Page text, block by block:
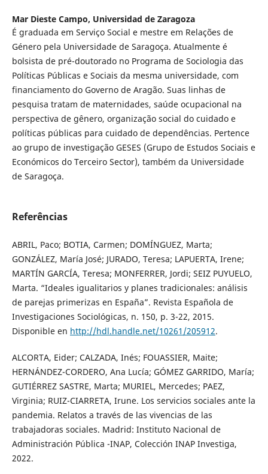
Mar Dieste Campo, Universidad de Zaragoza
É graduada em Serviço Social e mestre em Relações de
Género pela Universidade de Saragoça. Atualmente é
bolsista de pré-doutorado no Programa de Sociologia das
Políticas Públicas e Sociais da mesma universidade, com
financiamento do Governo de Aragão. Suas linhas de
pesquisa tratam de maternidades, saúde ocupacional na
perspectiva de gênero, organização social do cuidado e
políticas públicas para cuidado de dependências. Pertence
ao grupo de investigação GESES (Grupo de Estudos Sociais e
Económicos do Terceiro Sector), também da Universidade
de Saragoça.
Referências
ABRIL, Paco; BOTIA, Carmen; DOMÍNGUEZ, Marta;
GONZÁLEZ, María José; JURADO, Teresa; LAPUERTA, Irene;
MARTÍN GARCÍA, Teresa; MONFERRER, Jordi; SEIZ PUYUELO,
Marta. “Ideales igualitarios y planes tradicionales: análisis
de parejas primerizas en España”. Revista Española de
Investigaciones Sociológicas, n. 150, p. 3-22, 2015.
Disponible en http://hdl.handle.net/10261/205912.
ALCORTA, Eider; CALZADA, Inés; FOUASSIER, Maite;
HERNÁNDEZ-CORDERO, Ana Lucía; GÓMEZ GARRIDO, María;
GUTIÉRREZ SASTRE, Marta; MURIEL, Mercedes; PAEZ,
Virginia; RUIZ-CIARRETA, Irune. Los servicios sociales ante la
pandemia. Relatos a través de las vivencias de las
trabajadoras sociales. Madrid: Instituto Nacional de
Administración Pública -INAP, Colección INAP Investiga,
2022.